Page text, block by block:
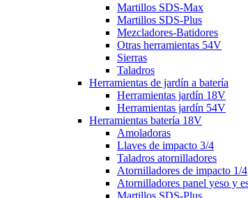
Martillos SDS-Max
Martillos SDS-Plus
Mezcladores-Batidores
Otras herramientas 54V
Sierras
Taladros
Herramientas de jardín a batería
Herramientas jardín 18V
Herramientas jardín 54V
Herramientas batería 18V
Amoladoras
Llaves de impacto 3/4
Taladros atornilladores
Atornilladores de impacto 1/4
Atornilladores panel yeso y